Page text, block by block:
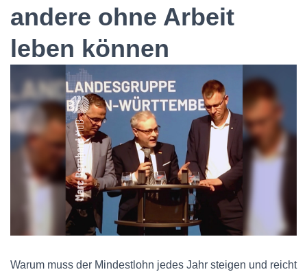
andere ohne Arbeit
leben können
Warum muss der Mindestlohn jedes Jahr steigen und reicht